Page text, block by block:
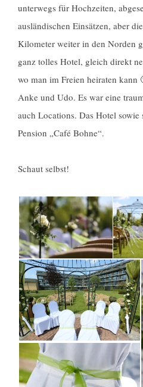
unterwegs für Hochzeiten,
ausländischen Einsätzen, aber
Kilometer weiter in den Norden
ganz tolles Hotel, gleich direkt
wo man im Freien heiraten kann
Anke und Udo. Es war eine
auch Locations. Das Hotel
Pension „Café Bohne“.
Schaut selbst!